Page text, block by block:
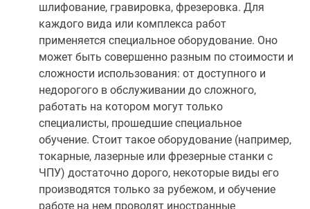
шлифование, гравировка, фрезеровка. Для
каждого вида или комплекса работ
применяется специальное оборудование. Оно
может быть совершенно разным по стоимости и
сложности использования: от доступного и
недорогого в обслуживании до сложного,
работать на котором могут только
специалисты, прошедшие специальное
обучение. Стоит такое оборудование (например,
токарные, лазерные или фрезерные станки с
ЧПУ) достаточно дорого, некоторые виды его
производятся только за рубежом, и обучение
работе на нем проводят иностранные